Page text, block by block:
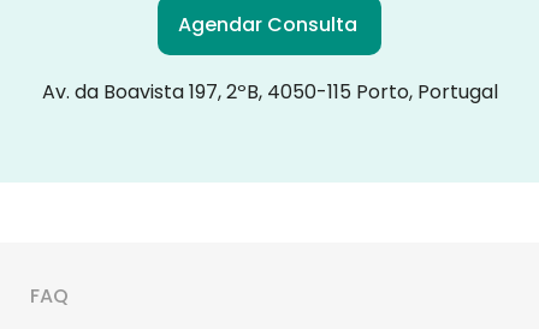
Agendar Consulta
Av. da Boavista 197, 2ºB, 4050-115 Porto, Portugal
FAQ